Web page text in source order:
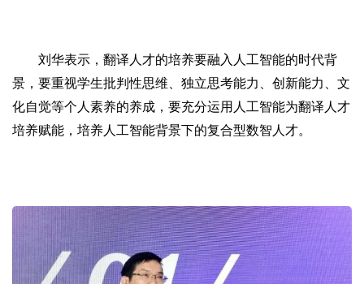
刘华表示，翻译人才的培养要融入人工智能的时代背
景，要重视学生批判性思维、独立思考能力、创新能力、文
化自觉等个人素养的养成，要充分运用人工智能为翻译人才
培养赋能，培养人工智能背景下的复合型数智人才。